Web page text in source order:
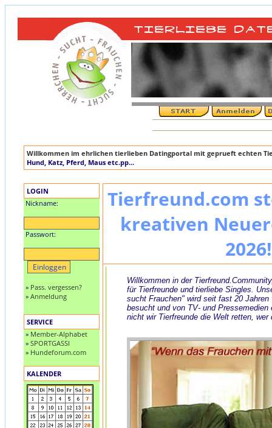
Willkommen im ehrlichen tierlieben Datingportal mit geprueft echten
Hund, Katz, Pferd, Maus etc.pp...
LOGIN
Nickname:
Passwort:
» Pass. vergessen?
» Anmeldung
SERVICE
» Member-Alphabet
» SPORTGASSI
» Hundeforum.com
KALENDER
Tierfreund.com
kreativen
2026!
Willkommen in der
für Tierfreunde und tierliebe Singles.
sucht Frauchen" wird seit fast 20 Jahren
besucht und von TV- und Pressemedien
nicht wir Tierfreunde die Welt retten, wer